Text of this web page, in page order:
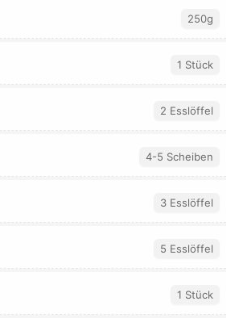
250g
1 Stück
2 Esslöffel
4-5 Scheiben
3 Esslöffel
5 Esslöffel
1 Stück